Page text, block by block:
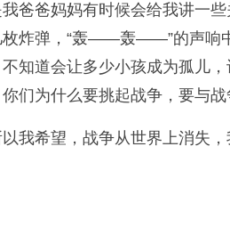
爸妈妈有时候会给我讲一些
炸弹，“轰——轰——”的声响
道会让多少小孩成为孤儿
们为什么要挑起战争，要与战
我希望，战争从世界上消失